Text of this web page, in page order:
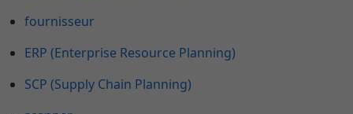
fournisseur
ERP (Enterprise Resource Planning)
SCP (Supply Chain Planning)